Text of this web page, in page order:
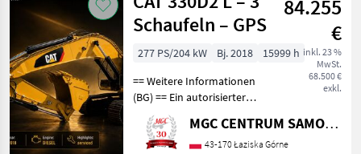
Weidetechnik
/ CAT
Schaufeln – GPS
84.255
€
inkl. 23 %
MwSt.
68.500 €
exkl.
277 PS/204 kW Bj. 2018
15999 h
== Weitere Informationen
(BG) == Ein autorisierter
SUBARU-Händler in Laziska
Gorne bietet einen in Japan
hergestellten CAT 330D2L-
MGC CENTRUM SAMOCHODOW DOSTAWCZYCH
43-170 Łaziska Górne